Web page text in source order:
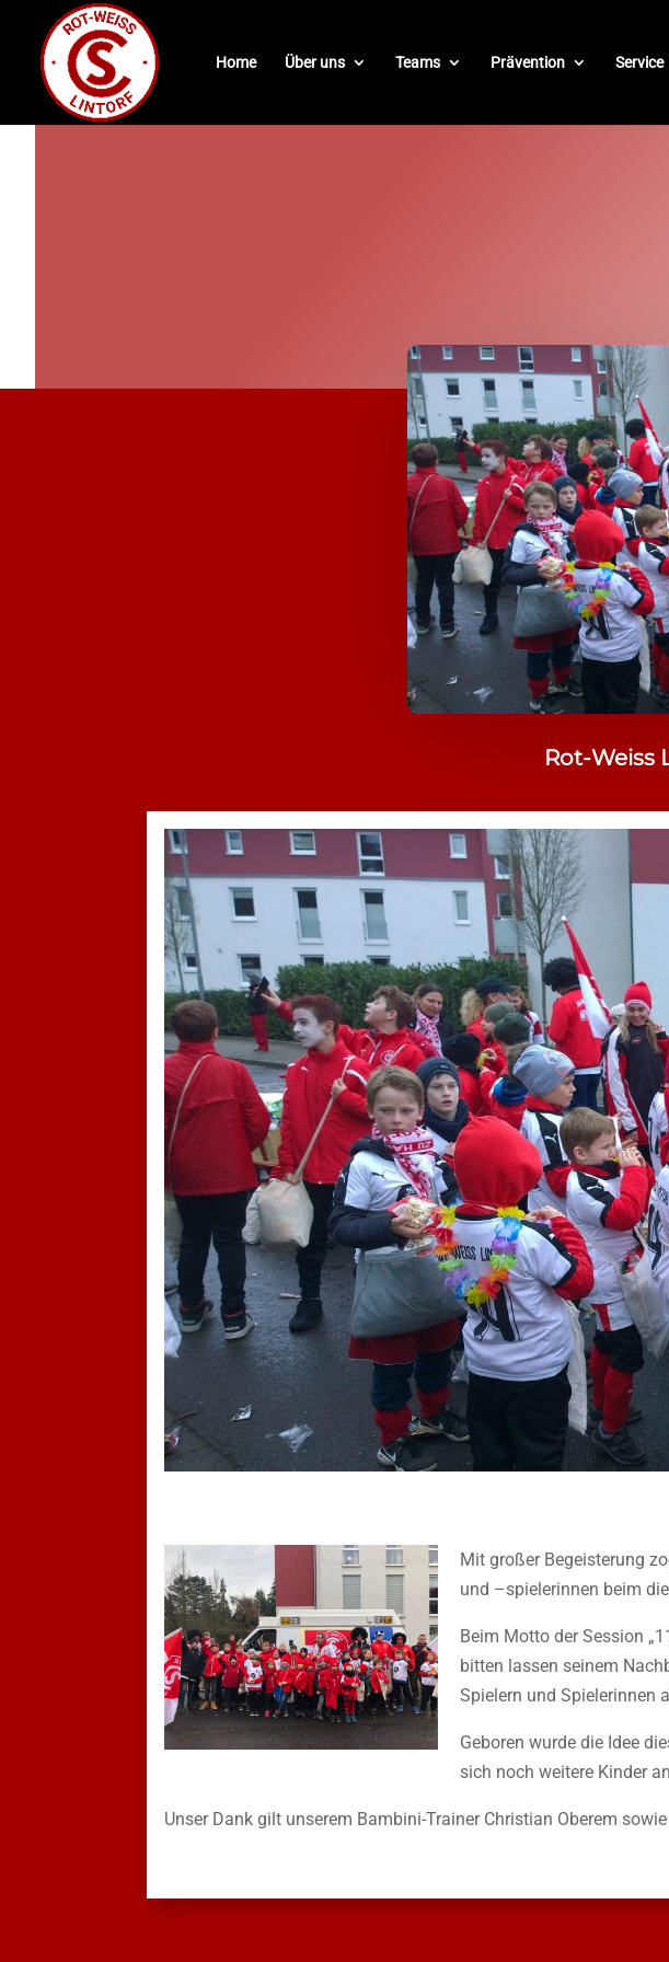
Home Über uns Teams Prävention Service
Rot-Weiss
Mit großer Begeisterung
und –spielerinnen beim
Beim Motto der Session
bitten lassen seinem
Spielern und Spielerinnen
Geboren wurde die Idee
sich noch weitere Kinder
Unser Dank gilt unserem Bambini-Trainer Christian Oberem